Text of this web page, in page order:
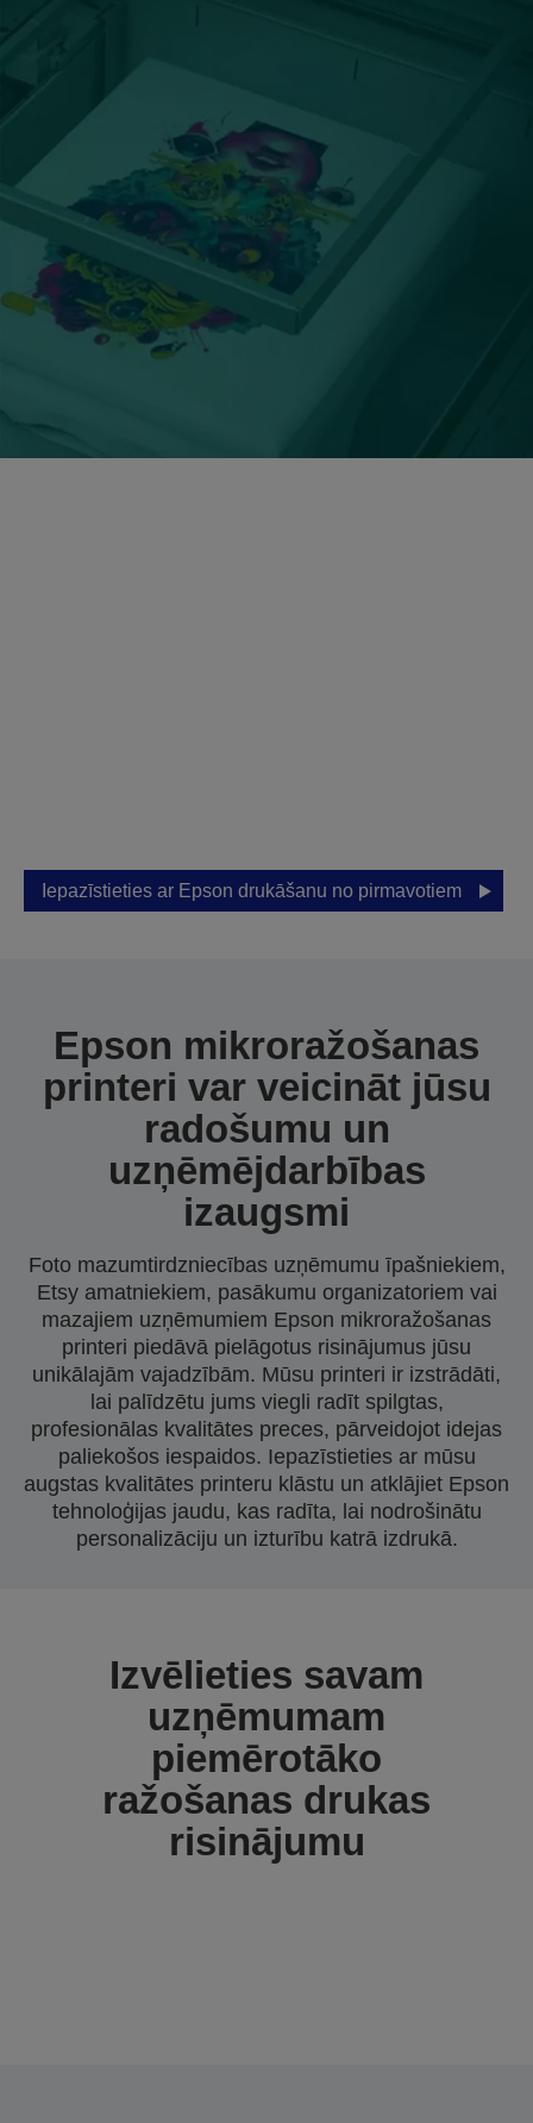
Iepazīstieties ar Epson drukāšanu no pirmavotiem
Epson mikroražošanas
printeri var veicināt jūsu
radošumu un
uzņēmējdarbības
izaugsmi
Foto mazumtirdzniecības uzņēmumu īpašniekiem,
Etsy amatniekiem, pasākumu organizatoriem vai
mazajiem uzņēmumiem Epson mikroražošanas
printeri piedāvā pielāgotus risinājumus jūsu
unikālajām vajadzībām. Mūsu printeri ir izstrādāti,
lai palīdzētu jums viegli radīt spilgtas,
profesionālas kvalitātes preces, pārveidojot idejas
paliekošos iespaidos. Iepazīstieties ar mūsu
augstas kvalitātes printeru klāstu un atklājiet Epson
tehnoloģijas jaudu, kas radīta, lai nodrošinātu
personalizāciju un izturību katrā izdrukā.
Izvēlieties savam
uzņēmumam
piemērotāko
ražošanas drukas
risinājumu